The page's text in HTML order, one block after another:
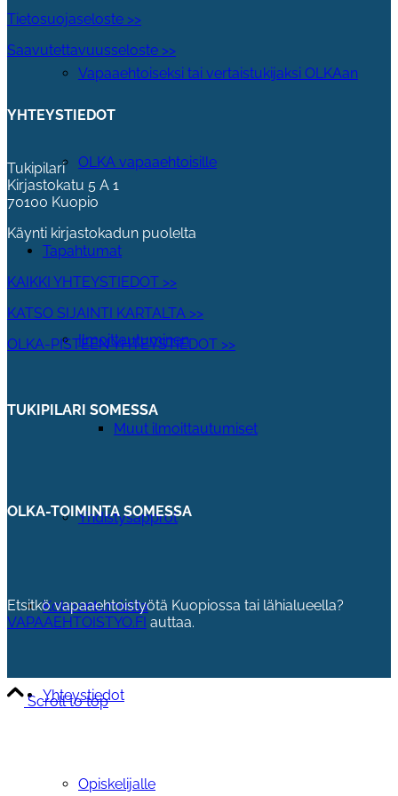
Vapaaehtoiseksi tai vertaistukijaksi OLKAan
OLKA vapaaehtoisille
Tapahtumat
Ilmoittautuminen
Muut ilmoittautumiset
Yhdistysapprot
Kokoontumistila
Yhteystiedot
Opiskelijalle
Tietosuojaseloste >>
Saavutettavuusseloste >>
YHTEYSTIEDOT
Tukipilari
Kirjastokatu 5 A 1
70100 Kuopio
Käynti kirjastokadun puolelta
KAIKKI YHTEYSTIEDOT >>
KATSO SIJAINTI KARTALTA >>
OLKA-PISTEEN YHTEYSTIEDOT >>
TUKIPILARI SOMESSA
OLKA-TOIMINTA SOMESSA
Etsitkö vapaaehtoistyötä Kuopiossa tai lähialueella?
VAPAAEHTOISTYO.FI auttaa.
Scroll to top